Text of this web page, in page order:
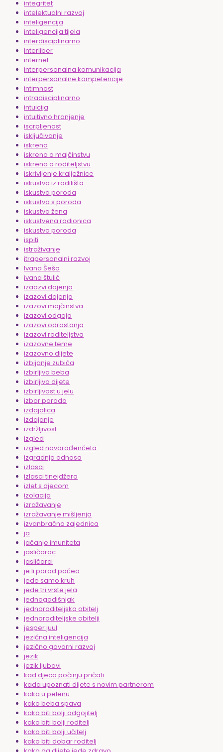
integritet
intelektualni razvoj
inteligencija
inteligencija tijela
interdisciplinarno
Interliber
internet
interpersonalna komunikacija
interpersonalne kompetencije
intimnost
intradisciplinarno
intuicija
intuitivno hranjenje
iscrpljenost
isključivanje
iskreno
iskreno o majčinstvu
iskreno o roditeljstvu
iskrivljenje kralježnice
iskustva iz rodilišta
iskustva poroda
iskustva s poroda
iskustva žena
iskustvena radionica
iskustvo poroda
ispiti
istraživanje
itrapersonalni razvoj
Ivana Šešo
ivana štulić
izaozvi dojenja
izazovi dojenja
izazovi majčinstva
izazovi odgoja
izazovi odrastanja
izazovi roditeljstva
izazovne teme
izazovno dijete
izbijanje zubića
izbirljiva beba
izbirljivo dijete
izbirljivost u jelu
izbor poroda
izdajalica
izdajanje
izdržljivost
izgled
izgled novorođenčeta
izgradnja odnosa
izlasci
izlasci tinejdžera
izlet s djecom
izolacija
izražavanje
izražavanje mišljenja
izvanbračna zajednica
ja
jačanje imuniteta
jasličarac
jasličarci
je li porod počeo
jede samo kruh
jede tri vrste jela
jednogodišnjak
jednoroditeljska obitelj
jednoroditeljske obitelji
jesper juul
jezična inteligencija
jezično govorni razvoj
jezik
jezik ljubavi
kad djeca počinju pričati
kada upoznati dijete s novim partnerom
kaka u pelenu
kako beba spava
kako biti bolji odgojitelj
kako biti bolji roditelj
kako biti bolji učitelj
kako biti dobar roditelj